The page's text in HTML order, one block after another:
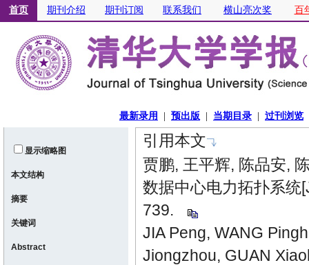
显示缩略图
本文结构
摘要
关键词
Abstract
引用本文
贾鹏, 王平辉, 陈品安,
数据中心电力拓扑系统
739.
JIA Peng, WANG
Jiongzhou, GUAN